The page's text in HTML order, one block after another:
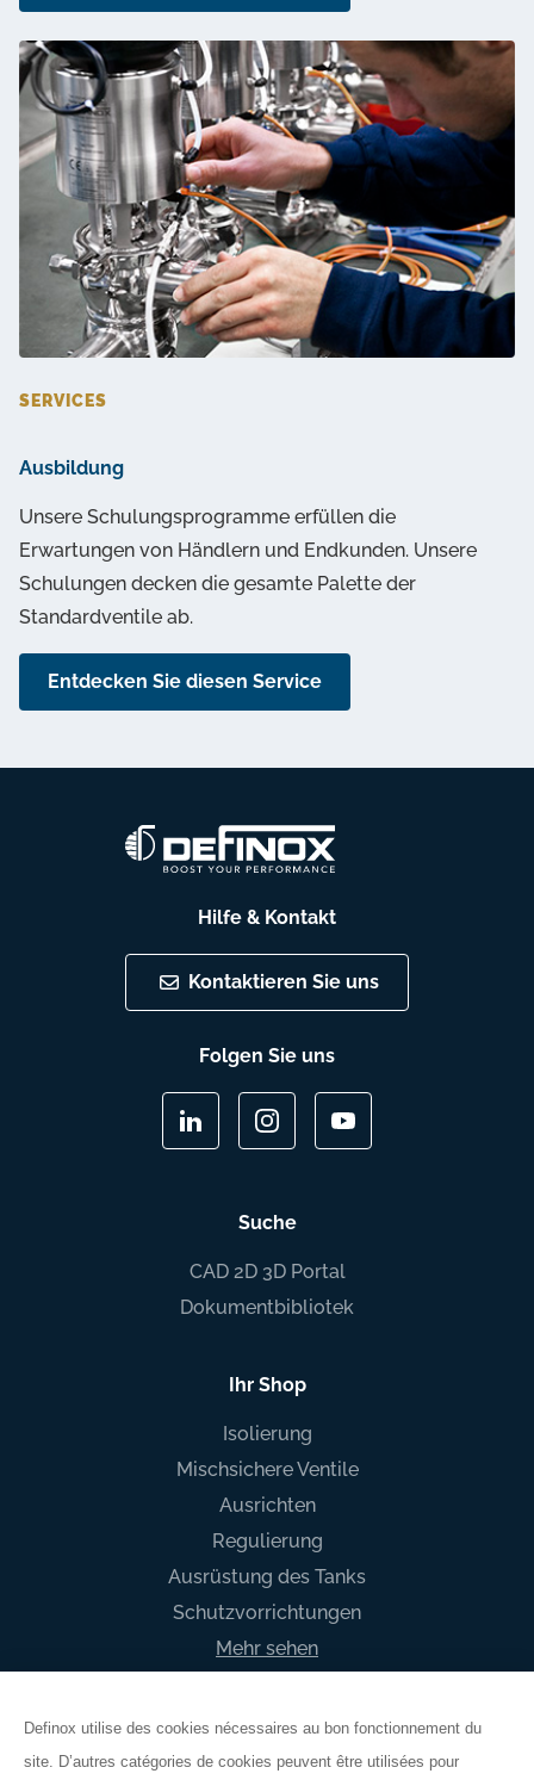
SERVICES
Ausbildung
Unsere Schulungsprogramme erfüllen die
Erwartungen von Händlern und Endkunden. Unsere
Schulungen decken die gesamte Palette der
Standardventile ab.
Entdecken Sie diesen Service
Hilfe & Kontakt
Kontaktieren Sie uns
Folgen Sie uns
Suche
CAD 2D 3D Portal
Dokumentbibliotek
Ihr Shop
Isolierung
Mischsichere Ventile
Ausrichten
Regulierung
Ausrüstung des Tanks
Schutzvorrichtungen
Mehr sehen
Definox utilise des cookies nécessaires au bon fonctionnement du
site. D’autres catégories de cookies peuvent être utilisées pour